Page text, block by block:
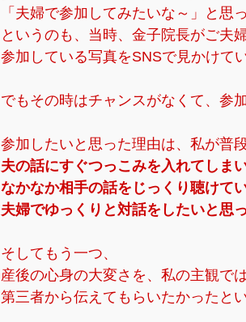
「夫婦で参加してみたいな～」と思
というのも、当時、金子院長がご夫
参加している写真をSNSで見かけてい
でもその時はチャンスがなくて、参
参加したいと思った理由は、私が普段
夫の話にすぐつっこみを入れてしまい
なかなか相手の話をじっくり聴けて
夫婦でゆっくりと対話をしたいと思
そしてもう一つ、
産後の心身の大変さを、私の主観では
第三者から伝えてもらいたかったと